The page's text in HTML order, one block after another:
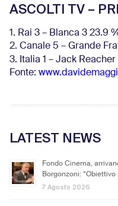
ASCOLTI TV –
1. Rai 3 – Blanca 3 23.9
2. Canale 5 – Grande
3. Italia 1 – Jack
Fonte:
LATEST NEWS
Fondo Cinema,
Borgonzoni: “Obiettivo
7 Agosto 2026